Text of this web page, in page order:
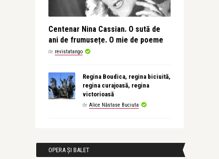
Centenar Nina Cassian. O sută de
ani de frumusețe. O mie de poeme
de revistatango
Regina Boudica, regina biciuită,
regina curajoasă, regina
victorioasă
de Alice Năstase Buciuta
OPERA ȘI BALET